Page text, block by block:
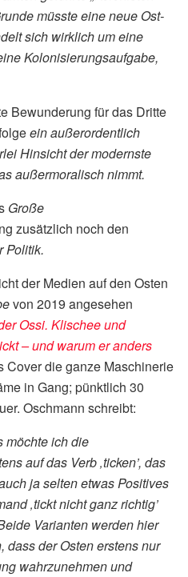
müsste eine neue Ost-
sich wirklich um eine
Kolonisierungsaufgabe,
Bewunderung für das Dritte
ein außerordentlich
Hinsicht der modernste
außermoralisch nimmt.
Große
zusätzlich noch den
Politik.
der Medien auf den Osten
von 2019 angesehen
Ossi. Klischee und
– und warum er anders
Cover die ganze Maschinerie
in Gang; pünktlich 30
Oschmann schreibt:
möchte ich die
auf das Verb ‚ticken’, das
ja selten etwas Positives
‚tickt nicht ganz richtig’
Varianten werden hier
dass der Osten erstens nur
wahrzunehmen und